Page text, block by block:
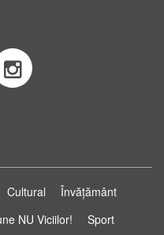
Cultural
Învățământ
NU Viciilor! Sport